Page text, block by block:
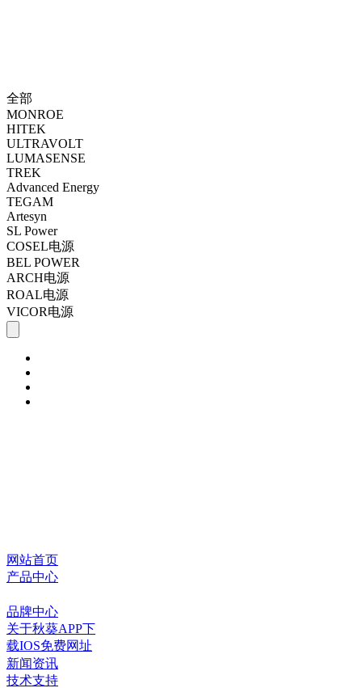
全部
MONROE
HITEK
ULTRAVOLT
LUMASENSE
TREK
Advanced Energy
TEGAM
Artesyn
SL Power
COSEL电源
BEL POWER
ARCH电源
ROAL电源
VICOR电源
网站首页
产品中心
品牌中心
关于秋葵APP下
载IOS免费网址
新闻资讯
技术支持